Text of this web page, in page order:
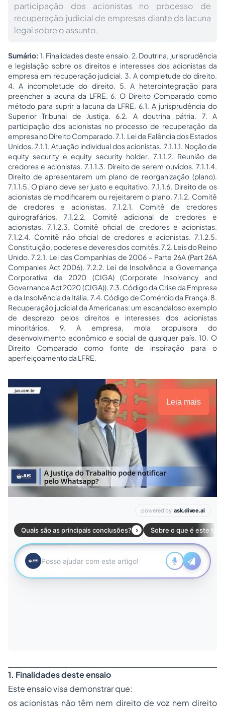
participação dos acionistas no processo de
recuperação judicial de empresas diante da lacuna
legal sobre o assunto.
Sumário: 1. Finalidades deste ensaio. 2. Doutrina, jurisprudência
e legislação sobre os direitos e interesses dos acionistas da
empresa em recuperação judicial. 3. A completude do direito.
4. A incompletude do direito. 5. A heterointegração para
preencher a lacuna da LFRE. 6. O Direito Comparado como
método para suprir a lacuna da LFRE. 6.1. A jurisprudência do
Superior Tribunal de Justiça. 6.2. A doutrina pátria. 7. A
participação dos acionistas no processo de recuperação da
empresa no Direito Comparado. 7.1. Lei de Falência dos Estados
Unidos. 7.1.1. Atuação individual dos acionistas. 7.1.1.1. Noção de
equity security eequity security holder. 7.1.1.2. Reunião de
credores e acionistas. 7.1.1.3. Direito de serem ouvidos. 7.1.1.4.
Direito de apresentarem um plano de reorganização (plano).
7.1.1.5. O plano deve ser justo e equitativo. 7.1.1.6. Direito de os
acionistas de modificarem ou rejeitarem o plano. 7.1.2. Comitê
de credores e acionistas. 7.1.2.1. Comitê de credores
quirografários. 7.1.2.2. Comitê adicional de credores e
acionistas. 7.1.2.3. Comitê oficial de credores e acionistas.
7.1.2.4. Comitê não oficial de credores e acionistas. 7.1.2.5.
Constituição, poderes e deveres dos comitês. 7.2. Leis do Reino
Unido. 7.2.1. Lei das Companhias de 2006 – Parte 26A (Part 26A
Companies Act2006). 7.2.2. Lei de Insolvência e Governança
Corporativa de 2020 (CIGA) (Corporate Insolvency and
Governance Act2020 (CIGA)). 7.3. Código da Crise da Empresa
e da Insolvência da Itália. 7.4. Código de Comércio da França. 8.
Recuperação judicial da Americanas: um escandaloso exemplo
de desprezo pelos direitos e interesses dos acionistas
minoritários. 9. A empresa, mola propulsora do
desenvolvimento econômico e social de qualquer país. 10. O
Direito Comparado como fonte de inspiração para o
aperfeiçoamento da LFRE.
Leia mais
1. Finalidades deste ensaio
Este ensaio visa demonstrar que:
os acionistas nãotêm nem direito de voz nem direito